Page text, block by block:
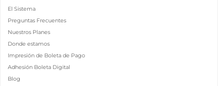
El Sistema
Preguntas Frecuentes
Nuestros Planes
Donde estamos
Impresión de Boleta de Pago
Adhesión Boleta Digital
Blog